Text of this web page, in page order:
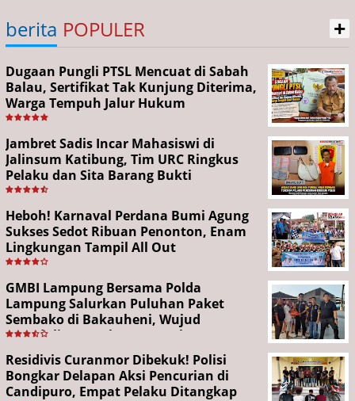
berita POPULER +
Dugaan Pungli PTSL Mencuat di Sabah
Balau, Sertifikat Tak Kunjung Diterima,
Warga Tempuh Jalur Hukum
Jambret Sadis Incar Mahasiswi di
Jalinsum Katibung, Tim URC Ringkus
Pelaku dan Sita Barang Bukti
Heboh! Karnaval Perdana Bumi Agung
Sukses Sedot Ribuan Penonton, Enam
Lingkungan Tampil All Out
GMBI Lampung Bersama Polda
Lampung Salurkan Puluhan Paket
Sembako di Bakauheni, Wujud
Kepedulian Sambut HUT RI ke-81
Residivis Curanmor Dibekuk! Polisi
Bongkar Delapan Aksi Pencurian di
Candipuro, Empat Pelaku Ditangkap